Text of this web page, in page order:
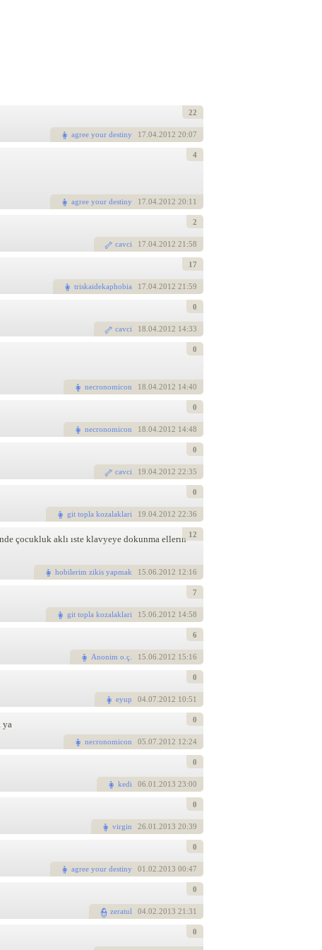
agree your destiny 17 .04.2012 20:07
22
agree your destiny 17 .04.2012 20:11
4
cavci 17 .04.2012 21:58
2
triskaidekaphobia 17 .04.2012 21:59
17
cavci 18 .04.2012 14:33
0
necronomicon 18 .04.2012 14:40
0
necronomicon 18 .04.2012 14:48
0
cavci 19 .04.2012 22:35
0
git topla kozalaklari 19 .04.2012 22:36
0
çocukluk aklı ıste klavyeye dokunma ellerın
hobilerim zikis yapmak 15 .06.2012 12:16
12
git topla kozalaklari 15 .06.2012 14:58
7
Anonim o.ç. 15 .06.2012 15:16
6
eyup 04 .07.2012 10:51
0
ya
necronomicon 05 .07.2012 12:24
0
kedi 06 .01.2013 23:00
0
virgin 26 .01.2013 20:39
0
agree your destiny 01 .02.2013 00:47
0
zeratul 04 .02.2013 21:31
0
0